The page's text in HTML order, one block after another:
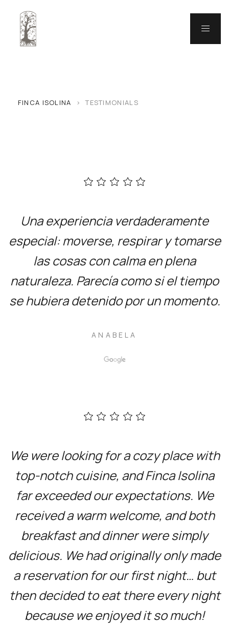
FINCA ISOLINA > TESTIMONIALS
Una experiencia verdaderamente
especial: moverse, respirar y tomarse
las cosas con calma en plena
naturaleza. Parecía como si el tiempo
se hubiera detenido por un momento.
ANABELA
We were looking for a cozy place with
top-notch cuisine, and Finca Isolina
far exceeded our expectations. We
received a warm welcome, and both
breakfast and dinner were simply
delicious. We had originally only made
a reservation for our first night… but
then decided to eat there every night
because we enjoyed it so much!